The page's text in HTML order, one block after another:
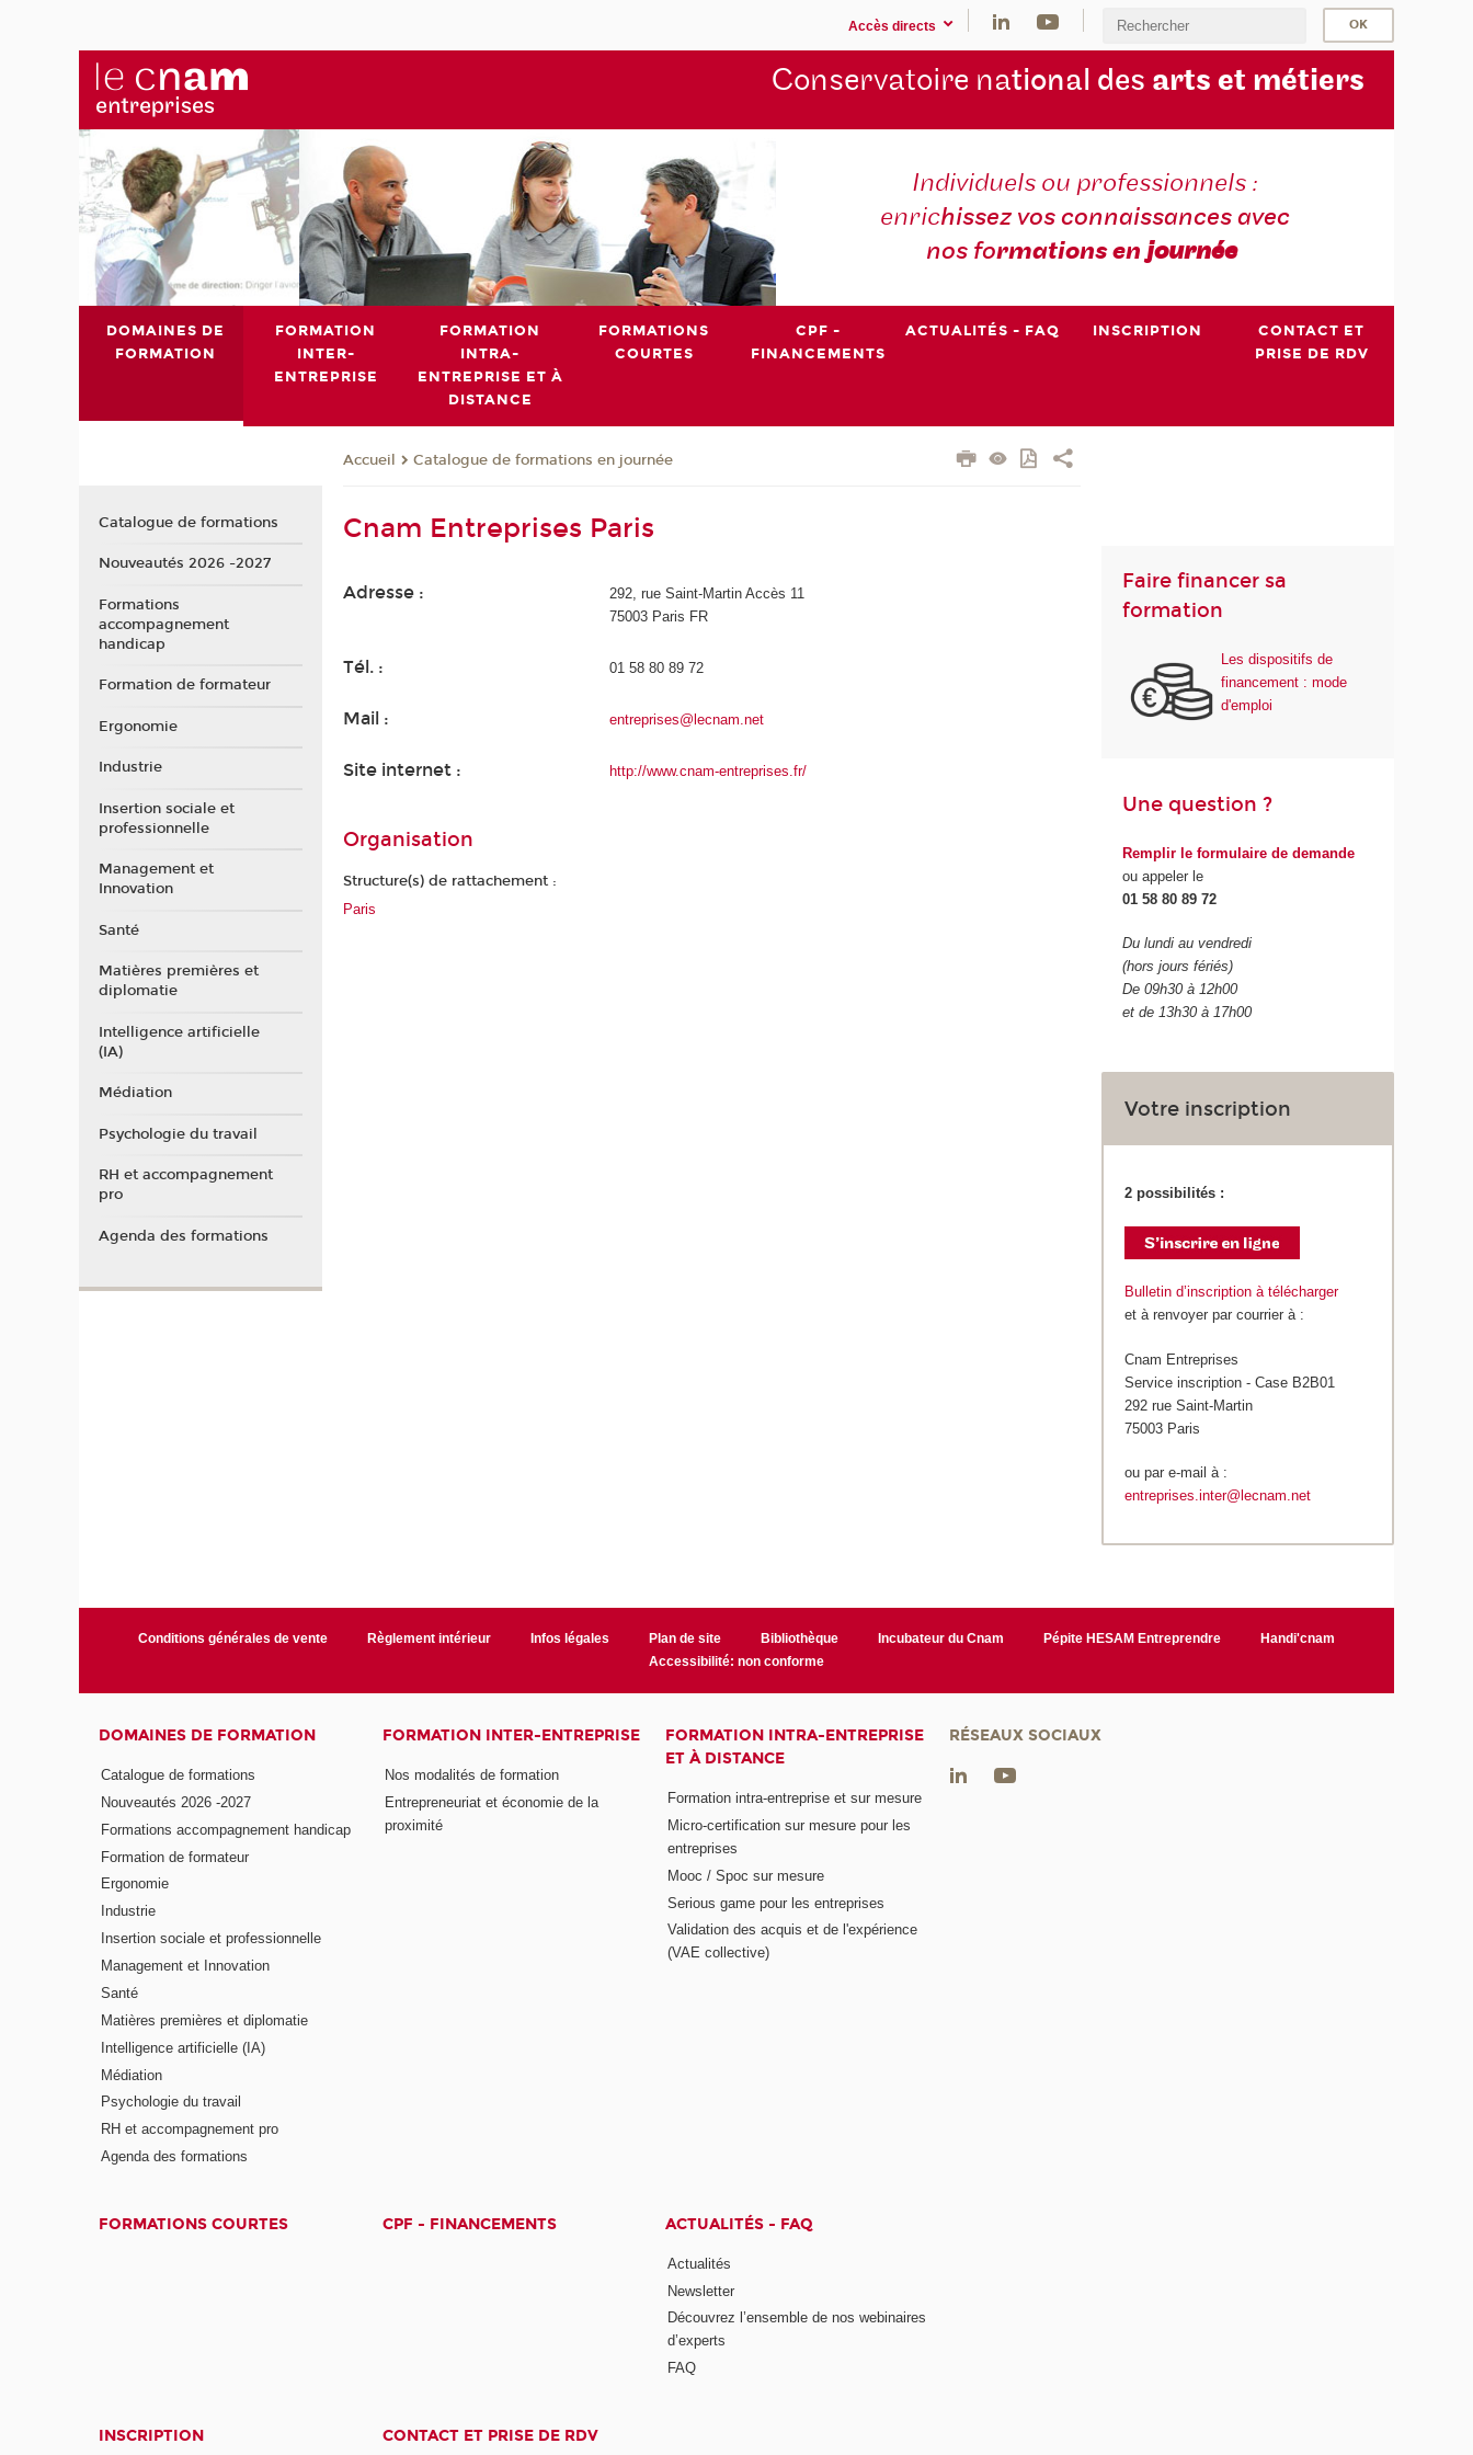
Accès directs
Conservatoire national des arts et métiers
Individuels ou professionnels :
enrichissez vos connaissances avec
nos formations enjournée
DOMAINES DE
FORMATION
FORMATION
INTER-
ENTREPRISE
FORMATION
INTRA-
ENTREPRISE ET À
DISTANCE
FORMATIONS
COURTES
CPF -
FINANCEMENTS
ACTUALITÉS - FAQ INSCRIPTION
CONTACT ET
PRISE DE RDV
Accueil Catalogue de formations en journée
Cnam Entreprises Paris
Adresse :
292, rue Saint-Martin Accès 11
75003 Paris FR
Tél. : 01 58 80 89 72
Mail : entreprises@lecnam.net
Site internet : http://www.cnam-entreprises.fr/
Organisation
Structure(s) de rattachement :
Paris
Faire financer sa
formation
Les dispositifs de
financement : mode
d'emploi
Une question ?
Remplir le formulaire de demande
ou appeler le
01 58 80 89 72
Du lundi au vendredi
(hors jours fériés)
De 09h30 à 12h00
et de 13h30 à 17h00
Votre inscription
2 possibilités :
Bulletin d’inscription à télécharger
et à renvoyer par courrier à :
Cnam Entreprises
Service inscription - Case B2B01
292 rue Saint-Martin
75003 Paris
ou par e-mail à :
entreprises.inter@lecnam.net
Catalogue de formations
Nouveautés 2026 -2027
Formations
accompagnement
handicap
Formation de formateur
Ergonomie
Industrie
Insertion sociale et
professionnelle
Management et
Innovation
Santé
Matières premières et
diplomatie
Intelligence artificielle
(IA)
Médiation
Psychologie du travail
RH et accompagnement
pro
Agenda des formations
Conditions générales de vente Règlement intérieur Infos légales Plan de site Bibliothèque Incubateur du Cnam Pépite HESAM Entreprendre
Handi'cnam
Accessibilité: non conforme
DOMAINES DE FORMATION
Catalogue de formations
Nouveautés 2026 -2027
Formations accompagnement handicap
Formation de formateur
Ergonomie
Industrie
Insertion sociale et professionnelle
Management et Innovation
Santé
Matières premières et diplomatie
Intelligence artificielle (IA)
Médiation
Psychologie du travail
RH et accompagnement pro
Agenda des formations
FORMATION INTER-ENTREPRISE
Nos modalités de formation
Entrepreneuriat et économie de la
proximité
FORMATION INTRA-ENTREPRISE
ET À DISTANCE
Formation intra-entreprise et sur mesure
Micro-certification sur mesure pour les
entreprises
Mooc / Spoc sur mesure
Serious game pour les entreprises
Validation des acquis et de l'expérience
(VAE collective)
FORMATIONS COURTES CPF - FINANCEMENTS ACTUALITÉS - FAQ
Actualités
Newsletter
Découvrez l’ensemble de nos webinaires
d’experts
FAQ
INSCRIPTION CONTACT ET PRISE DE RDV
RÉSEAUX SOCIAUX